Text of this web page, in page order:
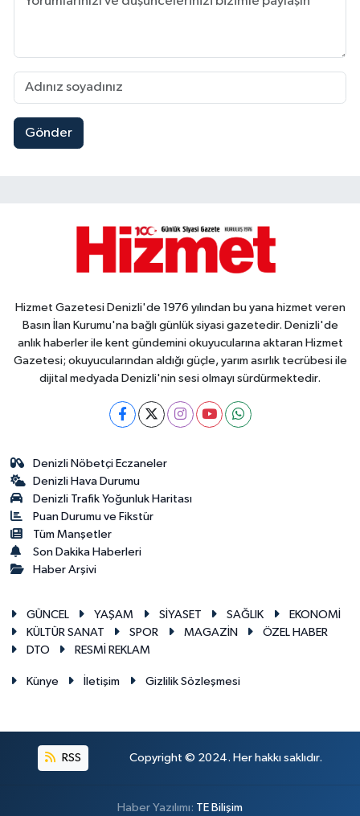
Gönder
Hizmet Gazetesi Denizli'de 1976 yılından bu yana hizmet veren
Basın İlan Kurumu'na bağlı günlük siyasi gazetedir. Denizli'de
anlık haberler ile kent gündemini okuyucularına aktaran Hizmet
Gazetesi; okuyucularından aldığı güçle, yarım asırlık tecrübesi ile
dijital medyada Denizli'nin sesi olmayı sürdürmektedir.
Denizli Nöbetçi Eczaneler
Denizli Hava Durumu
Denizli Trafik Yoğunluk Haritası
Puan Durumu ve Fikstür
Tüm Manşetler
Son Dakika Haberleri
Haber Arşivi
GÜNCEL YAŞAM SİYASET SAĞLIK
EKONOMİ
KÜLTÜR SANAT
SPOR MAGAZİN
ÖZEL HABER
DTO
RESMİ REKLAM
Künye İletişim Gizlilik Sözleşmesi
RSS Copyright © 2024. Her hakkı saklıdır.
Haber Yazılımı: TE Bilişim